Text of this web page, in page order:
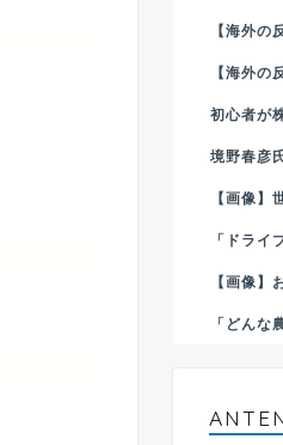
【海外の
【海外の
初心者が
境野春彦
【画像】
「ドライ
【画像】
「どんな